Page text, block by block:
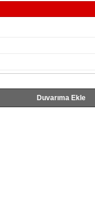
Duvarıma Ekle